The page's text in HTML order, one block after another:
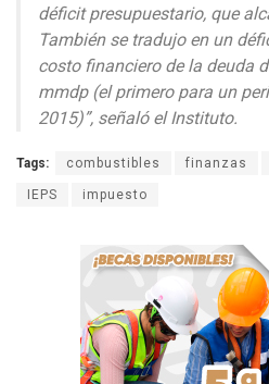
déficit presupuestario, que
También se tradujo en un
costo financiero de la deuda
mmdp (el primero para un
2015)”, señaló el Instituto.
Tags: combustibles finanzas
IEPS impuesto